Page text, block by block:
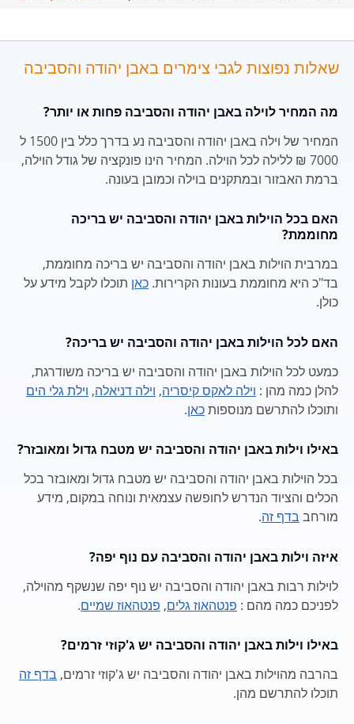
שאלות נפוצות לגבי צימרים באבן יהודה והסביבה
מה המחיר לוילה באבן יהודה והסביבה פחות או יותר?
המחיר של וילה באבן יהודה והסביבה נע בדרך כלל בין 1500 ל
7000 ₪ ללילה לכל הוילה. המחיר הינו פונקציה של גודל הוילה,
ברמת האבזור ובמתקנים בוילה וכמובן בעונה.
האם בכל הוילות באבן יהודה והסביבה יש בריכה
מחוממת?
במרבית הוילות באבן יהודה והסביבה יש בריכה מחוממת,
בד"כ היא מחוממת בעונות הקרירות. כאן תוכלו לקבל מידע על
כולן.
האם לכל הוילות באבן יהודה והסביבה יש בריכה?
כמעט לכל הוילות באבן יהודה והסביבה יש בריכה משודרגת,
להלן כמה מהן : וילה לאקס קיסריה, וילה דניאלה, וילת גלי הים
ותוכלו להתרשם מנוספותכאן.
באילו וילות באבן יהודה והסביבה יש מטבח גדול ומאובזר?
בכל הוילות באבן יהודה והסביבה יש מטבח גדול ומאובזר בכל
הכלים והציוד הנדרש לחופשה עצמאית ונוחה במקום, מידע
מורחב בדף זה.
איזה וילות באבן יהודה והסביבה עם נוף יפה?
לוילות רבות באבן יהודה והסביבה יש נוף יפה שנשקף מהוילה,
לפניכם כמה מהם : פנטהאוז גלים, פנטהאוז שמיים.
באילו וילות באבן יהודה והסביבה יש ג'קוזי זרמים?
בהרבה מהוילות באבן יהודה והסביבה יש ג'קוזי זרמים, בדף זה
תוכלו להתרשם מהן.